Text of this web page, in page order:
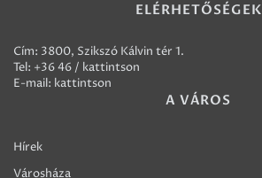
ELÉRHETŐSÉGEK
Cím: 3800, Szikszó Kálvin tér 1.
Tel: +36 46 / kattintson
E-mail: kattintson
A VÁROS
Hírek
Városháza